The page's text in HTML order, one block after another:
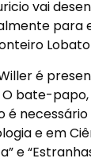
vai
para
Willer é
O bate-papo,
e em
e